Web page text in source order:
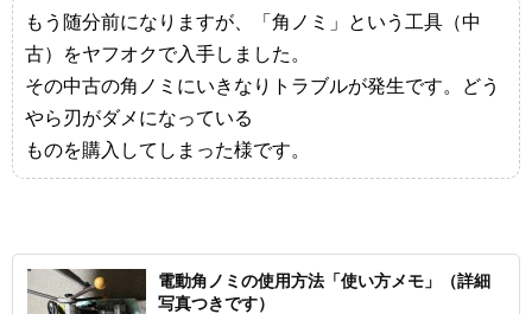
もう随分前になりますが、「角ノミ」という工具（中
古）をヤフオクで入手しました。
その中古の角ノミにいきなりトラブルが発生です。どう
やら刃がダメになっている
ものを購入してしまった様です。
電動角ノミの使用方法「使い方メモ」（詳細
写真つきです）